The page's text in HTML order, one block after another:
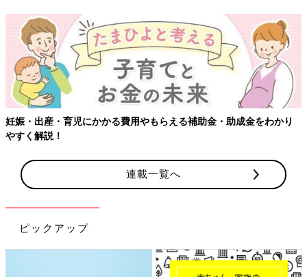
出典：Instagramアカウント「watao.08」
わたおさんは、襟元のフリルが可愛らしいトップス879円（税
別）を購入。110、120サイズと2点ゲットしたんだそう。ショー
トパンツと合わせたり、リブのロングパンツと合わせたりといろ
んなコーデを楽しめるんだとか。ベビーの80サイズからあるの
で、きょうだいでお揃いコーデもできちゃいますね♪
助金・助成金をわかり
【ワクチン接種できるものも】妊婦の感
連載一覧へ
ピックアップ